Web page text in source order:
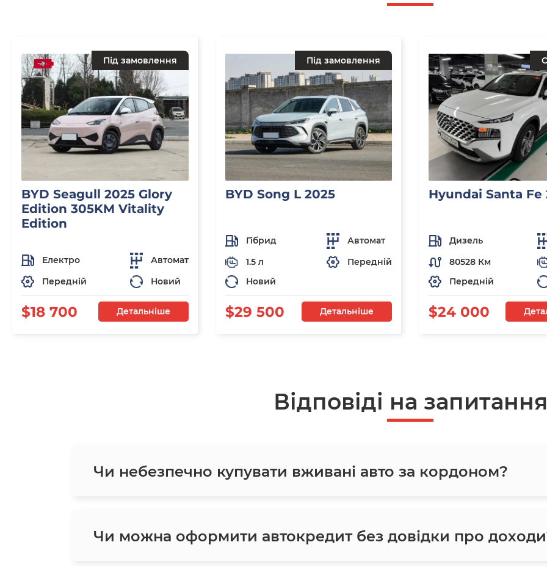
Під замовлення
BYD Seagull 2025 Glory
Edition 305KM Vitality
Edition
Електро
Автомат
Передній
Новий
$18 700 Детальніше
Під замовлення
BYD Song L 2025
Гібрид
Автомат
1.5 л
Передній
Новий
$29 500 Детальніше
Hyundai Santa Fe
Дизель
80528 Км
Передній
$24 000
Відповіді на запитання
Чи небезпечно купувати вживані авто за кордоном?
Чи можна оформити автокредит без довідки про